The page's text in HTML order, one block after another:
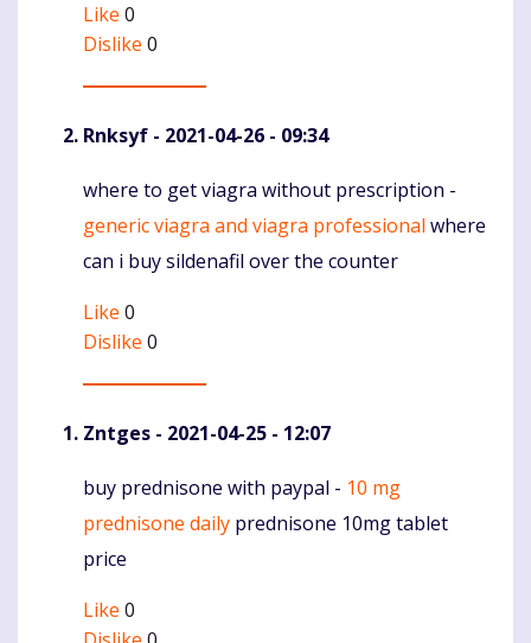
Like 0
Dislike 0
Rnksyf - 2021-04-26 - 09:34
Komentaras
where to get viagra without prescription -
generic viagra and viagra professional where
can i buy sildenafil over the counter
Like 0
Dislike 0
Zntges - 2021-04-25 - 12:07
Komentaras
buy prednisone with paypal - 10 mg
prednisone daily prednisone 10mg tablet
price
Like 0